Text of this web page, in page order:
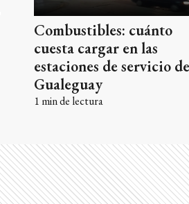
Combustibles: cuánto
cuesta cargar en las
estaciones de servicio de
Gualeguay
1 min de lectura